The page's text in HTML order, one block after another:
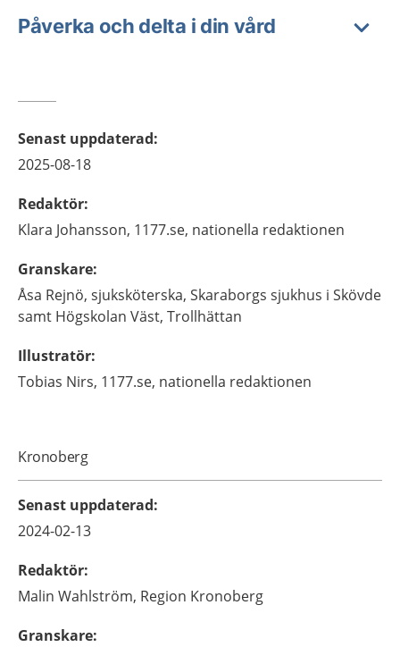
Påverka och delta i din vård
Senast uppdaterad:
2025-08-18
Redaktör:
Klara Johansson, 1177.se, nationella redaktionen
Granskare:
Åsa Rejnö, sjuksköterska, Skaraborgs sjukhus i Skövde
samt Högskolan Väst, Trollhättan
Illustratör:
Tobias Nirs, 1177.se, nationella redaktionen
Kronoberg
Senast uppdaterad:
2024-02-13
Redaktör:
Malin Wahlström, Region Kronoberg
Granskare: